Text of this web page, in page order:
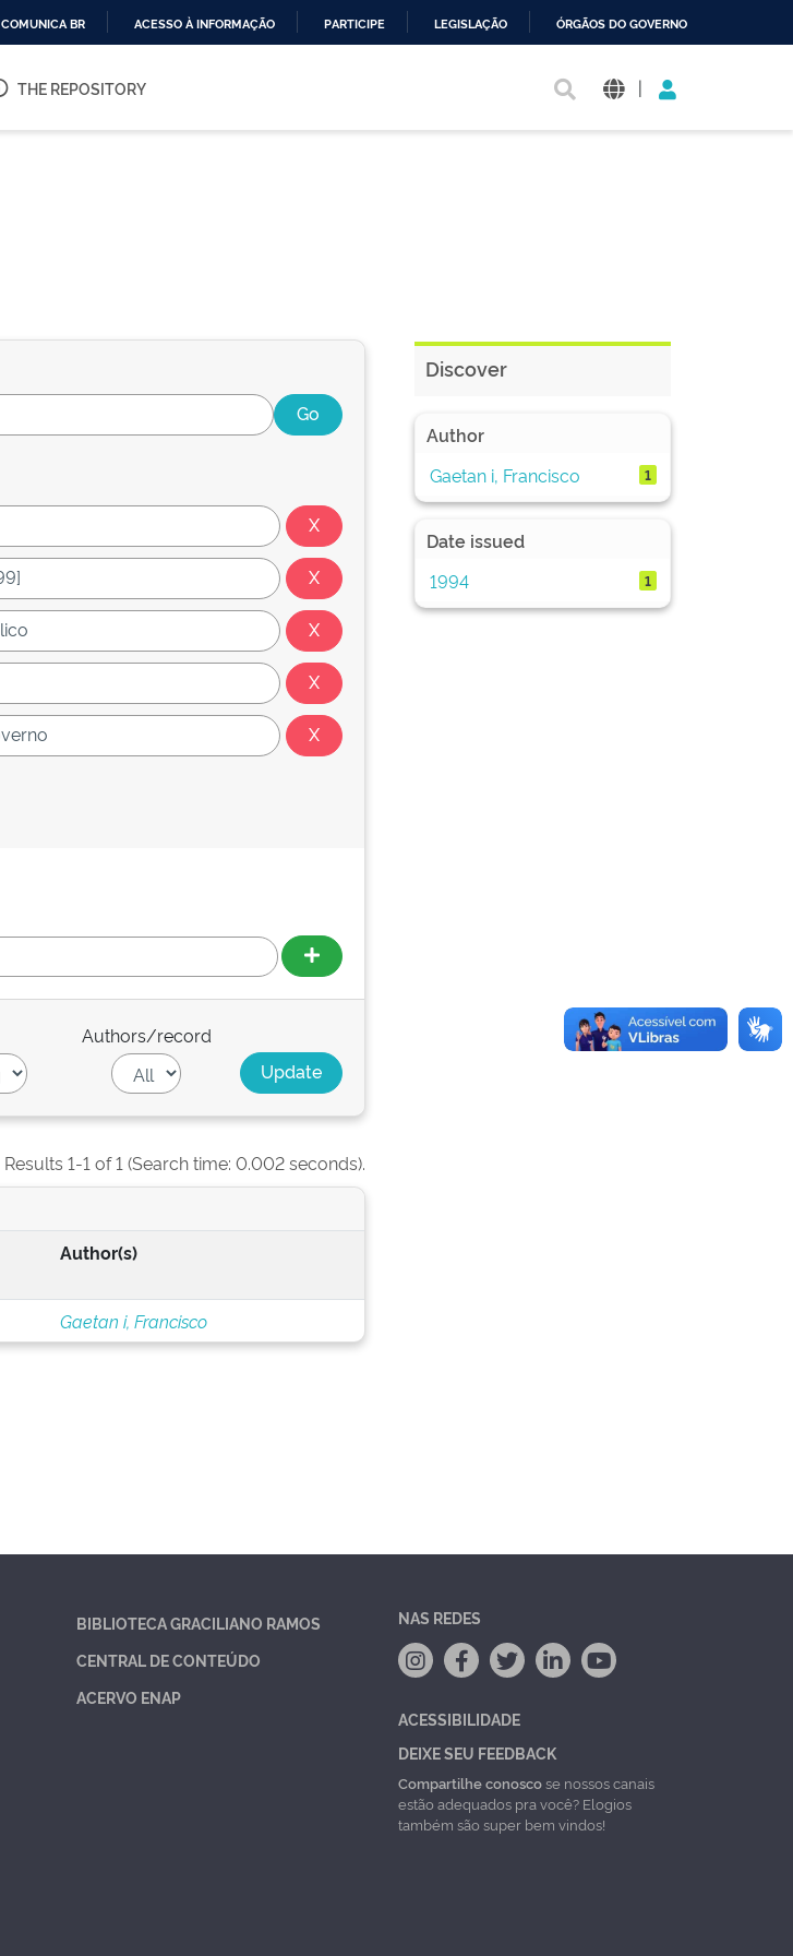
O
COMUNICA BR ACESSO À INFORMAÇÃO PARTICIPE LEGISLAÇÃO ÓRGÃOS DO GOVERNO
THE REPOSITORY |
Authors/record
Results 1-1 of 1 (Search time: 0.002 seconds).
Author(s)
Gaetan i, Francisco
Discover
Author
Gaetan i, Francisco
1
Date issued
1994
1
BIBLIOTECA GRACILIANO RAMOS
CENTRAL DE CONTEÚDO
ACERVO ENAP
NAS REDES
ACESSIBILIDADE
DEIXE SEU FEEDBACK
Compartilhe conoscose nossos canais
estão adequados pra você? Elogios
também são super bem vindos!